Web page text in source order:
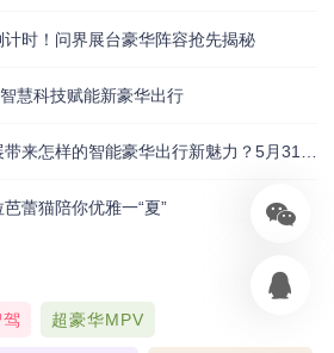
时！问界展台豪华阵容抢先揭秘
慧科技赋能新豪华出行
问界将在2025粤港澳车展带来怎样的智能豪华出行新魅力？5月31日揭晓
蕾猫陪你优雅一“夏”
超豪华MPV